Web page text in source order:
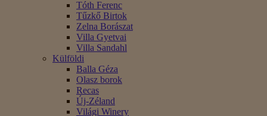
Tóth Ferenc
Tűzkő Birtok
Zelna Borászat
Villa Gyetvai
Villa Sandahl
Külföldi
Balla Géza
Olasz borok
Recas
Új-Zéland
Világi Winery